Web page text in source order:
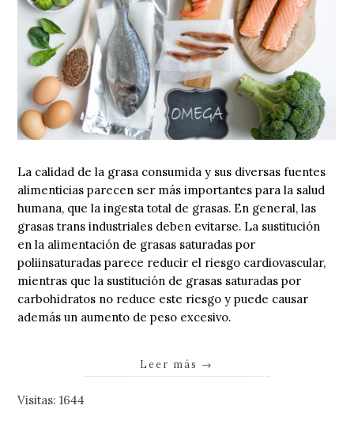
La calidad de la grasa consumida y sus diversas fuentes
alimenticias parecen ser más importantes para la salud
humana, que la ingesta total de grasas. En general, las
grasas trans industriales deben evitarse. La sustitución
en la alimentación de grasas saturadas por
poliinsaturadas parece reducir el riesgo cardiovascular,
mientras que la sustitución de grasas saturadas por
carbohidratos no reduce este riesgo y puede causar
además un aumento de peso excesivo.
Leer más →
Visitas: 1644